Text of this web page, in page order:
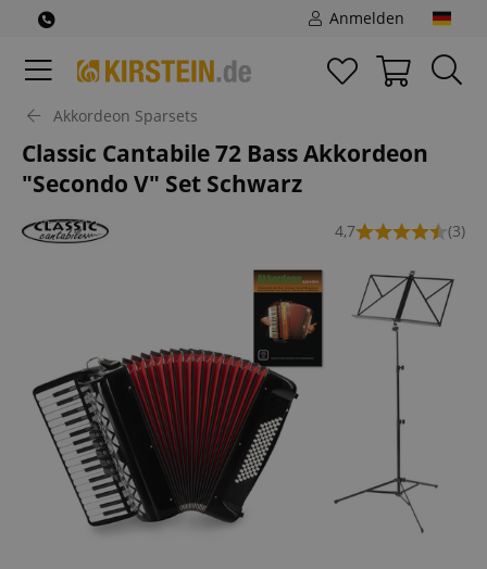
Anmelden
Akkordeon Sparsets
Classic Cantabile 72 Bass Akkordeon
"Secondo V" Set Schwarz
4,7 (3)